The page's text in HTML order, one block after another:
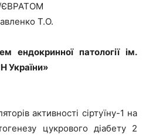
ЄВРАТОМ
Т.О.
ендокринної патології ім.
України»
активності сіртуїну-1 на
цукрового діабету 2